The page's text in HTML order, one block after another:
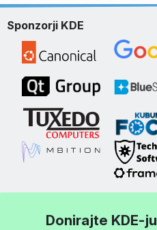
Sponzorji KDE
Donirajte KDE-ju